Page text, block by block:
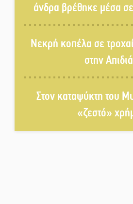
του Λαχίου
Αστυνομία
Μπαρόκ
άνδρα βρέθηκε μέσα
Νεκρή κοπέλα σε
στην Απιδιά
Στον καταψύκτη του
«ζεστό»